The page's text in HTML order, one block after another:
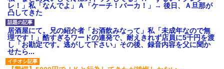
レ！」私「なんでよ」Ａ「ケーチ！バーカ！」→ 後日、Ａ旦那が
凸してきた
居酒屋にて。兄の紹介者「お酒飲みなって」私「未成年なので無
理です！」酷すぎるワードの連発で、耐えきれず店員に5千円を渡
し「お勘定です。逃がして下さい」その後、録音内容を父に聞か
せたら...